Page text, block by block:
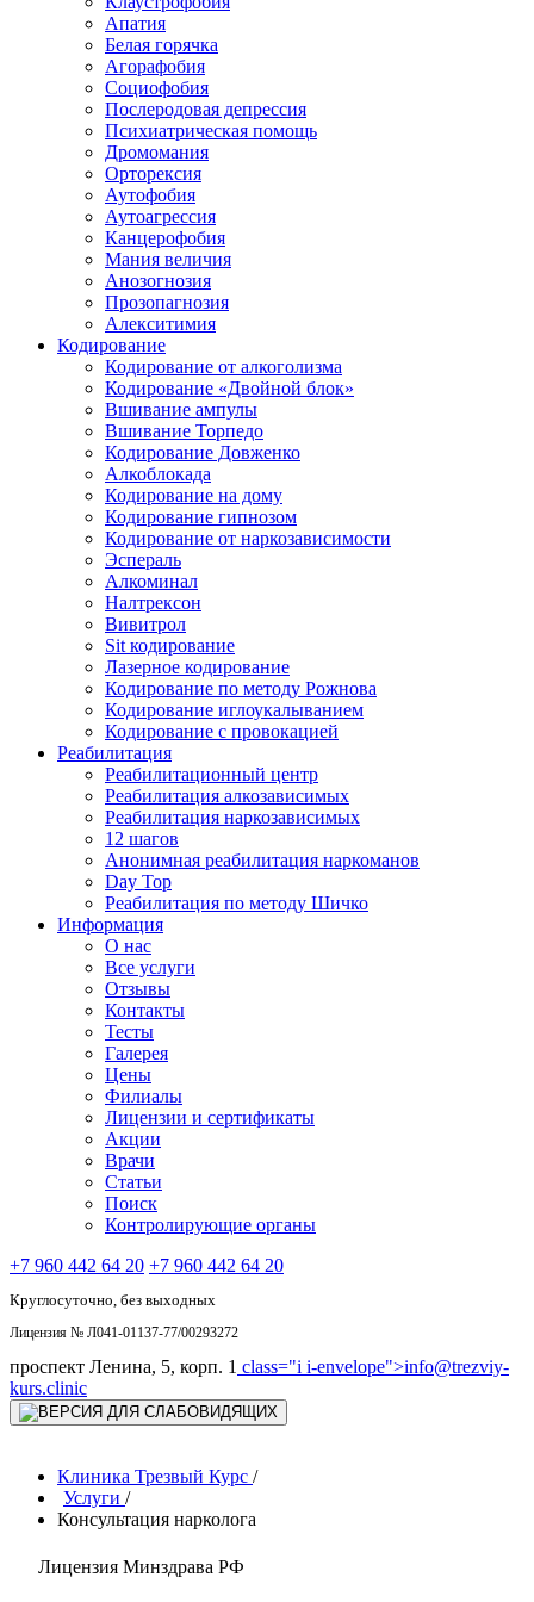
Апатия
Белая горячка
Агорафобия
Социофобия
Послеродовая депрессия
Психиатрическая помощь
Дромомания
Орторексия
Аутофобия
Аутоагрессия
Канцерофобия
Мания величия
Анозогнозия
Прозопагнозия
Алекситимия
Кодирование
Кодирование от алкоголизма
Кодирование «Двойной блок»
Вшивание ампулы
Вшивание Торпедо
Кодирование Довженко
Алкоблокада
Кодирование на дому
Кодирование гипнозом
Кодирование от наркозависимости
Эспераль
Алкоминал
Налтрексон
Вивитрол
Sit кодирование
Лазерное кодирование
Кодирование по методу Рожнова
Кодирование иглоукалыванием
Кодирование с провокацией
Реабилитация
Реабилитационный центр
Реабилитация алкозависимых
Реабилитация наркозависимых
12 шагов
Анонимная реабилитация наркоманов
Day Top
Реабилитация по методу Шичко
Информация
О нас
Все услуги
Отзывы
Контакты
Тесты
Галерея
Цены
Филиалы
Лицензии и сертификаты
Акции
Врачи
Статьи
Поиск
Контролирующие органы
+7 960 442 64 20 +7 960 442 64 20
Круглосуточно, без выходных
Лицензия № Л041-01137-77/00293272
проспект Ленина, 5, корп. 1 class="i i-envelope">info@trezviy-
kurs.clinic
Клиника Трезвый Курс /
Услуги /
Консультация нарколога
Лицензия Минздрава РФ